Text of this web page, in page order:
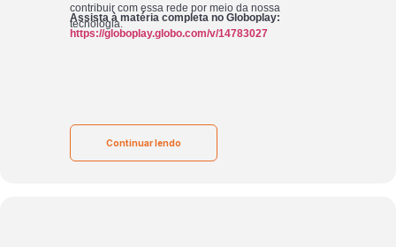
contribuir com essa rede por meio da nossa
tecnologia.
Assista à matéria completa no Globoplay:
https://globoplay.globo.com/v/14783027
Continuar lendo